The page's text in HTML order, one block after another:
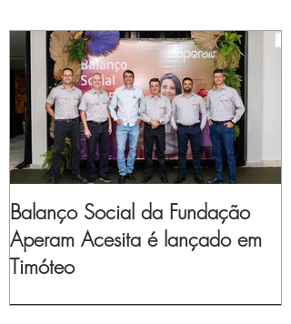
Balanço Social da Fundação
Aperam Acesita é lançado em
Timóteo